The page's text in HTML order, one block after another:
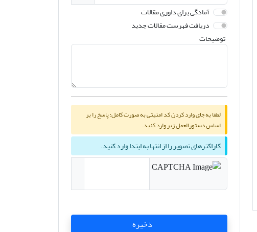
آمادگی برای داوری مقالات
دریافت فهرست مقالات جدید
توضیحات
لطفا به جای وارد کردن کد امنیتی به صورت کامل؛ پاسخ را بر
اساس دستورالعمل زیر وارد کنید.
کاراکترهای تصویر را از انتها به ابتدا وارد کنید.
ذخیره